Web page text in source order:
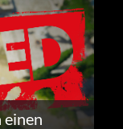
einen